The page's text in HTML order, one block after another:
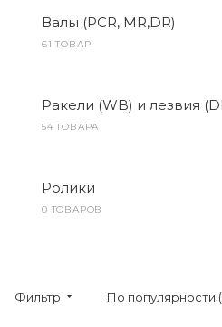
Валы (PCR, MR,DR)
61 ТОВАР
Ракели (WB) и лезвия
54 ТОВАРА
Ролики
0 ТОВАРОВ
Фильтр По популярности